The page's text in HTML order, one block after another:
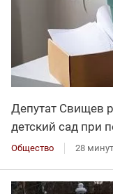
Депутат Свищев
детский сад при
Общество 28